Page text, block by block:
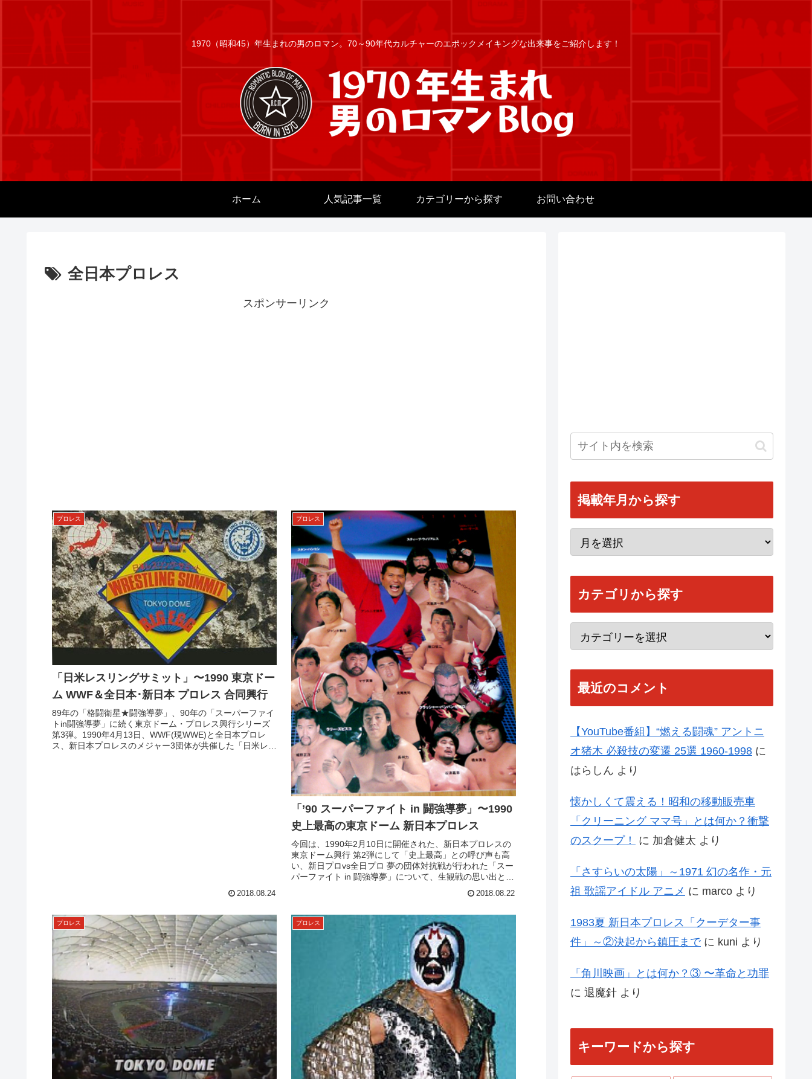
1970（昭和45）年生まれの男のロマン。70～90年代カルチャーのエポックメイキングな出来事をご紹介します！
ホーム 人気記事一覧 カテゴリーから探す お問い合わせ
全日本プロレス
スポンサーリンク
プロレス
「日米レスリングサミット」〜1990 東京ドー
ム WWF＆全日本･新日本 プロレス 合同興行
89年の「格闘衛星★闘強導夢」、90年の「スーパーファイ
トin闘強導夢」に続く東京ドーム・プロレス興行シリーズ
第3弾。1990年4月13日、WWF(現WWE)と全日本プロレ
ス、新日本プロレスのメジャー3団体が共催した「日米レス
2018.08.24
プロレス
「’90 スーパーファイト in 闘強導夢」〜1990
史上最高の東京ドーム 新日本プロレス
今回は、1990年2月10日に開催された、新日本プロレスの
東京ドーム興行 第2弾にして「史上最高」との呼び声も高
い、新日プロvs全日プロ 夢の団体対抗戦が行われた「スー
パーファイト in 闘強導夢」について、生観戦の思い出と共
2018.08.22
プロレス プロレス
掲載年月から探す
カテゴリから探す
最近のコメント
【YouTube番組】“燃える闘魂” アントニ
オ猪木 必殺技の変遷 25選 1960-1998 に
はらしん より
懐かしくて震える！昭和の移動販売車
「クリーニング ママ号」とは何か？衝撃
のスクープ！
に 加倉健太 より
「さすらいの太陽」～1971 幻の名作・元
祖 歌謡アイドル アニメ に marco より
1983夏 新日本プロレス「クーデター事
件」～②決起から鎮圧までに kuni より
「角川映画」とは何か？③ 〜革命と功罪
に 退魔針 より
キーワードから探す